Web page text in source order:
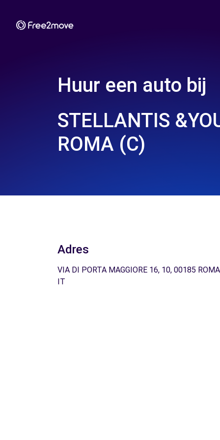
Huur een auto bij
STELLANTIS
ROMA (C)
Adres
VIA DI PORTA MAGGIORE 16, 10, 00185
IT